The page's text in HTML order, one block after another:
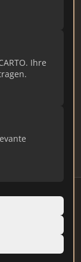
Ihre
Ihre